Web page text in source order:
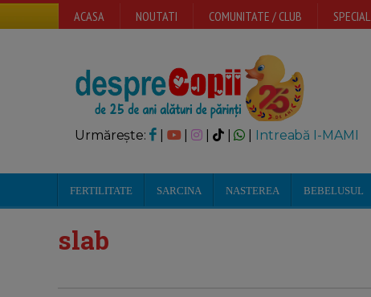
ACASA NOUTATI COMUNITATE / CLUB SPECIAL
Urmărește: | | Intreabă I-MAMI
FERTILITATE SARCINA NASTEREA BEBELUSUL
slab